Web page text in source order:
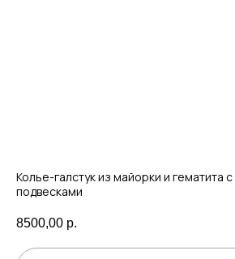
Колье-галстук из майорки и гематита
подвесками
8500,00 р.